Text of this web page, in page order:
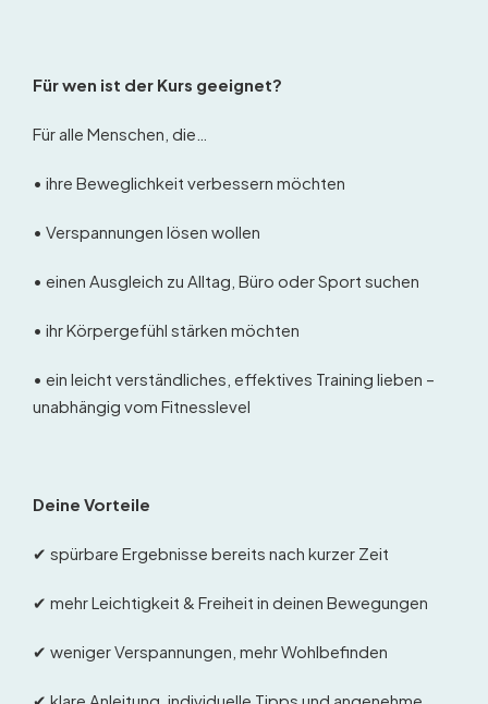
Für wen ist der Kurs geeignet?
Für alle Menschen, die…
• ihre Beweglichkeit verbessern möchten
• Verspannungen lösen wollen
• einen Ausgleich zu Alltag, Büro oder Sport suchen
• ihr Körpergefühl stärken möchten
• ein leicht verständliches, effektives Training lieben –
unabhängig vom Fitnesslevel
Deine Vorteile
✔ spürbare Ergebnisse bereits nach kurzer Zeit
✔ mehr Leichtigkeit & Freiheit in deinen Bewegungen
✔ weniger Verspannungen, mehr Wohlbefinden